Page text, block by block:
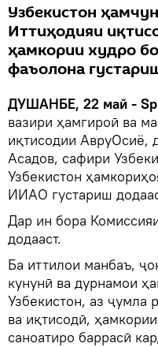
Узбекистон
Иттиҳодияи
ҳамкории худро
фаъолона
ДУШАНБЕ, 22 май -
вазири ҳамгироӣ ва
иқтисодии АвруОсиё,
Асадов, сафири
Узбекистон
ИИАО густариш
Дар ин бора
додааст.
Ба иттилои манбаъ,
кунунӣ ва дурнамои
Узбекистон, аз ҷумла
ва иқтисодӣ,
саноатиро баррасӣ